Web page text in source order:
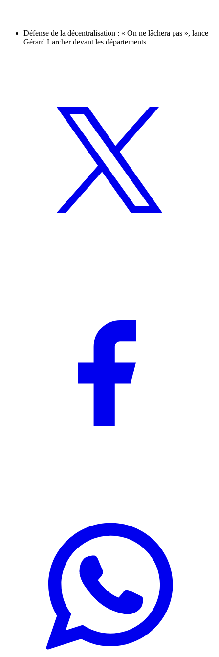
Défense de la décentralisation : « On ne lâchera pas », lance
Gérard Larcher devant les départements